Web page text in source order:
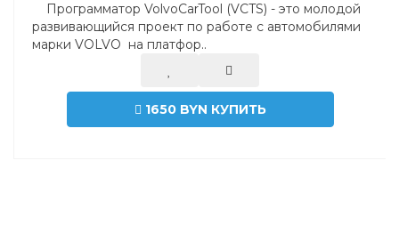
Программатор VolvoCarTool (VCTS) - это молодой
развивающийся проект по работе с автомобилями
марки VOLVO на платфор..
1650 BYN КУПИТЬ